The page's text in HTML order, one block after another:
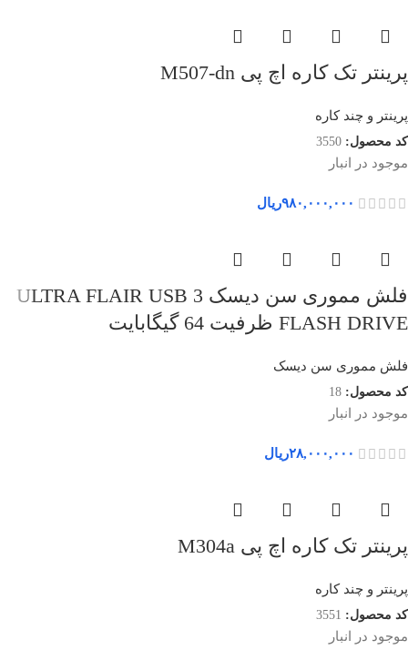
پرینتر تک کاره اچ پی M507-dn
پرینتر و چند کاره
کد محصول: 3550
موجود در انبار
۹۸۰,۰۰۰,۰۰۰ریال
فلش مموری سن دیسک ULTRA FLAIR USB 3
FLASH DRIVE ظرفیت 64 گیگابایت
فلش مموری سن دیسک
کد محصول: 18
موجود در انبار
۲۸,۰۰۰,۰۰۰ریال
پرینتر تک کاره اچ پی M304a
پرینتر و چند کاره
کد محصول: 3551
موجود در انبار